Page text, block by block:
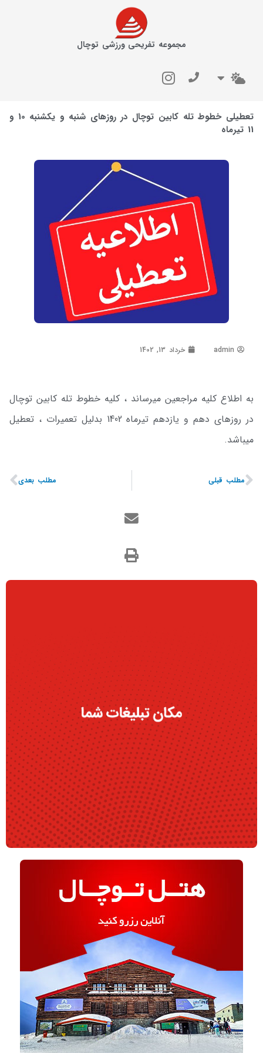
مجموعه تفریحی ورزشی توچال
تعطیلی خطوط تله کابین توچال در روزهای شنبه و یکشنبه 10 و
11 تیرماه
admin خرداد 13, 1402
به اطلاع کلیه مراجعین میرساند ، کلیه خطوط تله کابین توچال
در روزهای دهم و یازدهم تیرماه 1402 بدلیل تعمیرات ، تعطیل
میباشد.
مطلب قبلی مطلب بعدی